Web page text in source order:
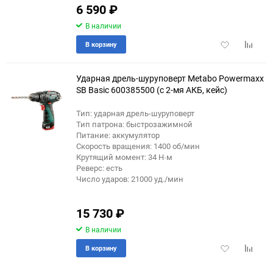
6 590₽
В наличии
Добавить
В корзину
Ударная дрель-шуруповерт Metabo Powermaxx
SB Basic 600385500 (с 2-мя АКБ, кейс)
Тип: ударная дрель-шуруповерт
Тип патрона: быстрозажимной
Питание: аккумулятор
Скорость вращения: 1400 об/мин
Крутящий момент: 34 Н·м
Реверс: есть
Число ударов: 21000 уд./мин
15 730₽
В наличии
Добавить
В корзину